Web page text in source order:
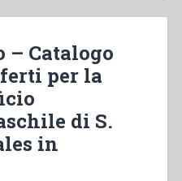
– Catalogo
per la
di S.
in